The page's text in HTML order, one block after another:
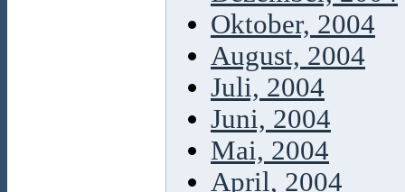
Oktober, 2004
August, 2004
Juli, 2004
Juni, 2004
Mai, 2004
April, 2004